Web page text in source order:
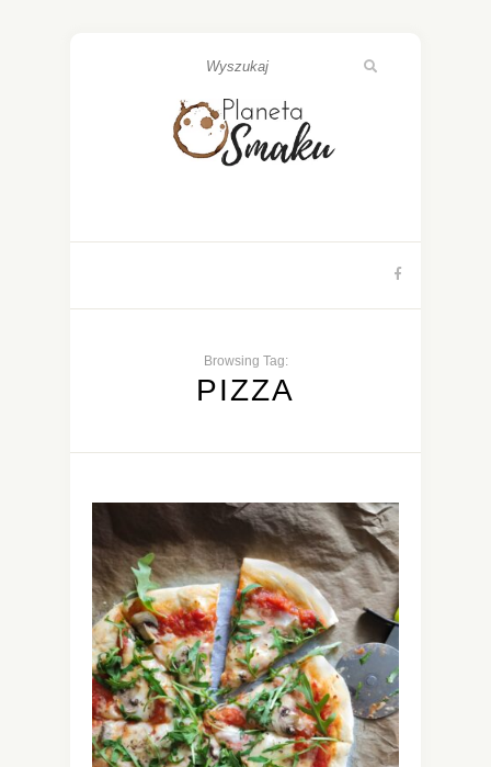
Browsing Tag:
PIZZA